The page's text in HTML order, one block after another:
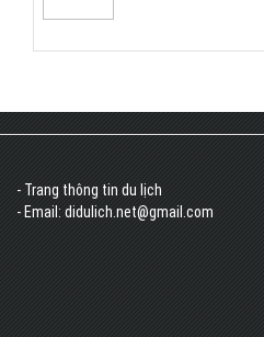
- Trang thông tin du lịch
- Email: didulich.net@gmail.com